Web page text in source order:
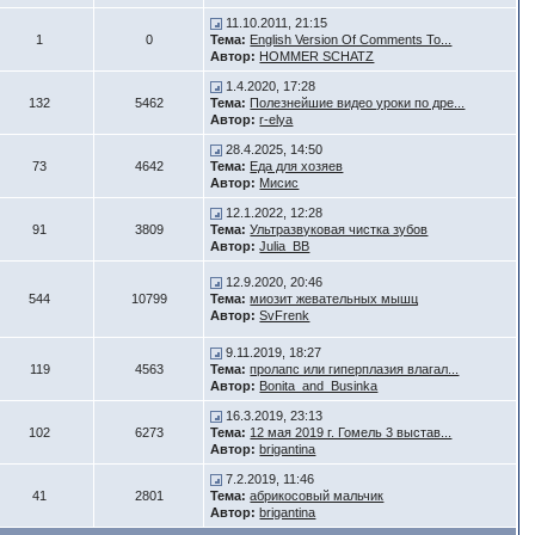
1 0
11.10.2011, 21:15
Тема: English Version Of Comments To...
Автор: HOMMER SCHATZ
132 5462
1.4.2020, 17:28
Тема: Полезнейшие видео уроки по дре...
Автор: r-elya
73 4642
28.4.2025, 14:50
Тема: Еда для хозяев
Автор: Мисис
91 3809
12.1.2022, 12:28
Тема: Ультразвуковая чистка зубов
Автор: Julia_BB
544 10799
12.9.2020, 20:46
Тема: миозит жевательных мышц
Автор: SvFrenk
119 4563
9.11.2019, 18:27
Тема: пролапс или гиперплазия влагал...
Автор: Bonita_and_Businka
102 6273
16.3.2019, 23:13
Тема: 12 мая 2019 г. Гомель 3 выстав...
Автор: brigantina
41 2801
7.2.2019, 11:46
Тема: абрикосовый мальчик
Автор: brigantina